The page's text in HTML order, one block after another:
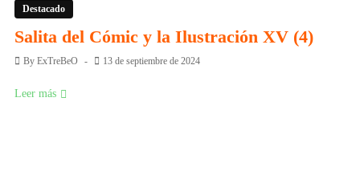
Destacado
Salita del Cómic y la Ilustración XV (4)
By ExTreBeO 13 de septiembre de 2024
Leer más